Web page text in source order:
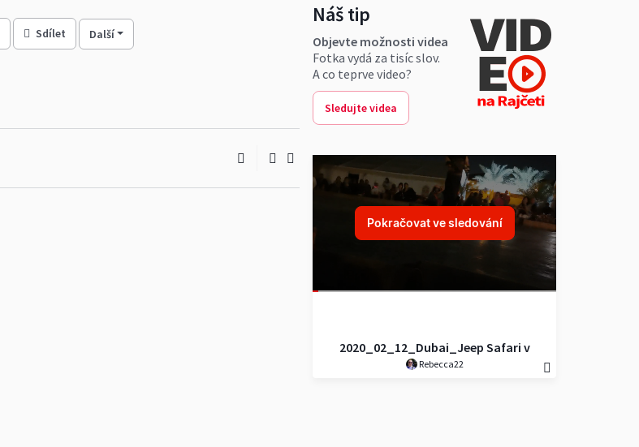
Sdílet
Další
Náš tip
Objevte možnosti videa
Fotka vydá za tisíc slov.
A co teprve video?
Sledujte videa
Pokračovat ve sledování
2020_02_12_Dubai_Jeep Safari v
poušti - Arabská poušt
Rebecca22